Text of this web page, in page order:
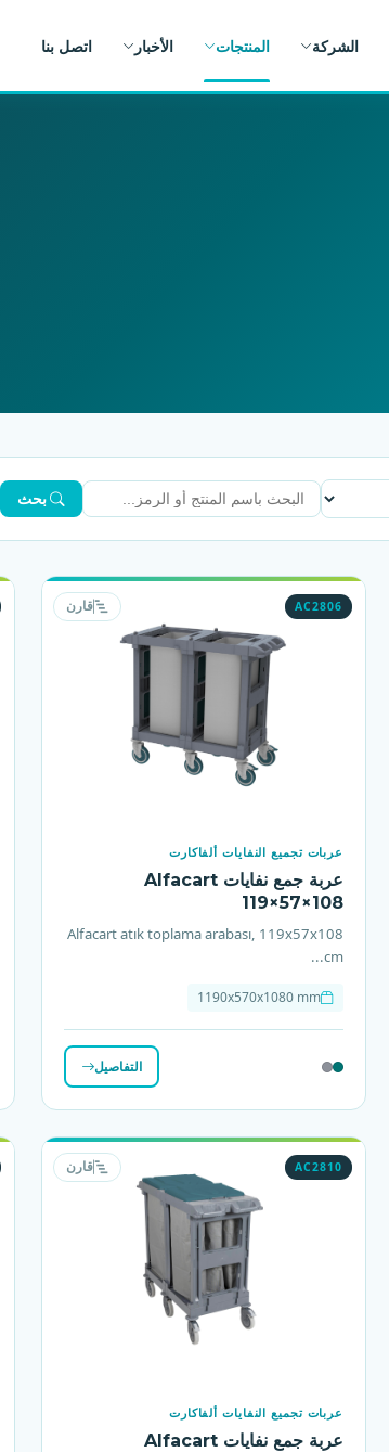
الشركة المنتجات الأخبار اتصل بنا
بحث
AC2806 قارن
عربات تجميع النفايات ألفاكارت
عربة جمع نفايات Alfacart
119×57×108
Alfacart atık toplama arabası, 119x57x108
cm...
1190x570x1080 mm
التفاصيل
AC2810 قارن
عربات تجميع النفايات ألفاكارت
عربة جمع نفايات Alfacart